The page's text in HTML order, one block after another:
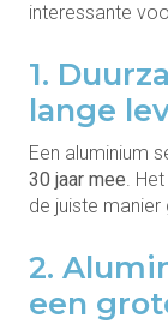
interessante
1.
lange
Een aluminium
30 jaar mee.
de juiste manier
2.
een